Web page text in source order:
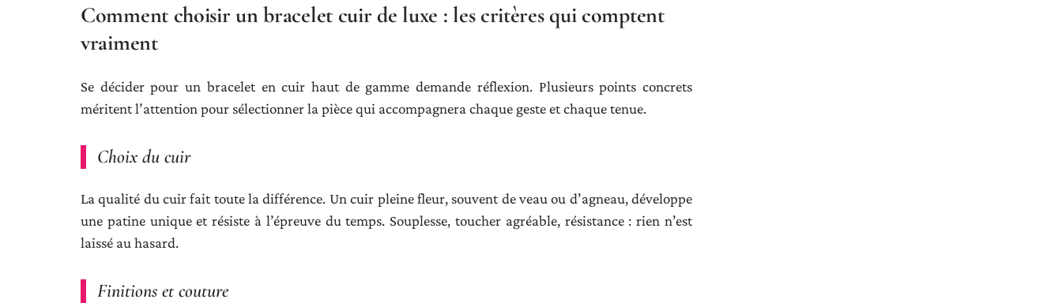
Comment choisir un bracelet cuir de luxe : les critères qui comptent
vraiment
Se décider pour un bracelet en cuir haut de gamme demande réflexion. Plusieurs points concrets
méritent l’attention pour sélectionner la pièce qui accompagnera chaque geste et chaque tenue.
Choix du cuir
La qualité du cuir fait toute la différence. Un cuir pleine fleur, souvent de veau ou d’agneau, développe
une patine unique et résiste à l’épreuve du temps. Souplesse, toucher agréable, résistance : rien n’est
laissé au hasard.
Finitions et couture